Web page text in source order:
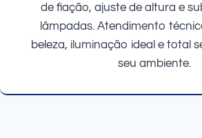
de fiação, ajuste de altura e
lâmpadas. Atendimento
beleza, iluminação ideal e total
seu ambiente.